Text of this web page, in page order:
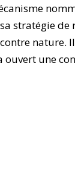
stratégie de
nature.
ouvert une